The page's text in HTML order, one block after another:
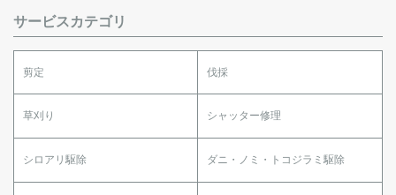
サービスカテゴリ
剪定 伐採
草刈り シャッター修理
シロアリ駆除 ダニ・ノミ・トコジラミ駆除